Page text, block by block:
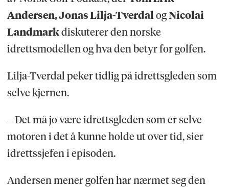
Andersen, Jonas Lilja-TverdalogNicolai
Landmarkdiskuterer den norske
idrettsmodellen og hva den betyr for golfen.
Lilja-Tverdal peker tidlig på idrettsgleden som
selve kjernen.
– Det må jo være idrettsgleden som er selve
motoren i det å kunne holde ut over tid, sier
idrettssjefen i episoden.
Andersen mener golfen har nærmet seg den